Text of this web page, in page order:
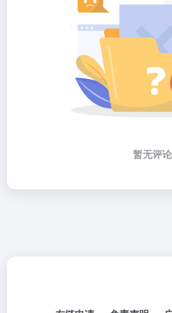
暂无评